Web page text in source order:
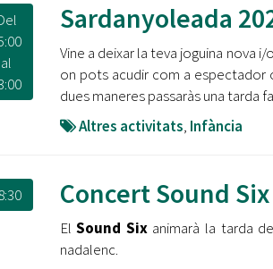
al
Sardanyoleada
Vine a deixar la teva joguina nova
on pots acudir com a espectador
dues maneres passaràs una tarda
Altres activitats, Infància
Concert Sound Six
ElSound Sixanimarà la tarda
nadalenc.